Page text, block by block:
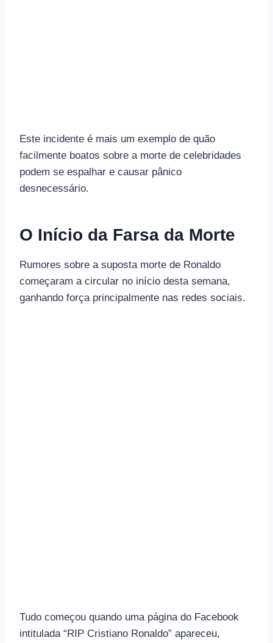
Este incidente é mais um exemplo de quão
facilmente boatos sobre a morte de celebridades
podem se espalhar e causar pânico
desnecessário.
O Início da Farsa da Morte
Rumores sobre a suposta morte de Ronaldo
começaram a circular no início desta semana,
ganhando força principalmente nas redes sociais.
Tudo começou quando uma página do Facebook
intitulada “RIP Cristiano Ronaldo” apareceu,